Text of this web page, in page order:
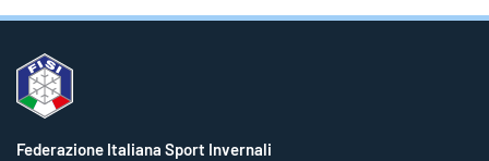
Federazione Italiana Sport Invernali